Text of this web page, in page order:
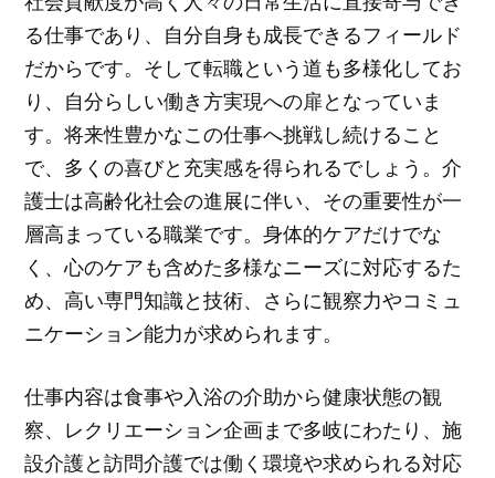
る仕事であり、自分自身も成長できるフィールド
だからです。そして転職という道も多様化してお
り、自分らしい働き方実現への扉となっていま
す。将来性豊かなこの仕事へ挑戦し続けること
で、多くの喜びと充実感を得られるでしょう。介
護士は高齢化社会の進展に伴い、その重要性が一
層高まっている職業です。身体的ケアだけでな
く、心のケアも含めた多様なニーズに対応するた
め、高い専門知識と技術、さらに観察力やコミュ
ニケーション能力が求められます。
仕事内容は食事や入浴の介助から健康状態の観
察、レクリエーション企画まで多岐にわたり、施
設介護と訪問介護では働く環境や求められる対応